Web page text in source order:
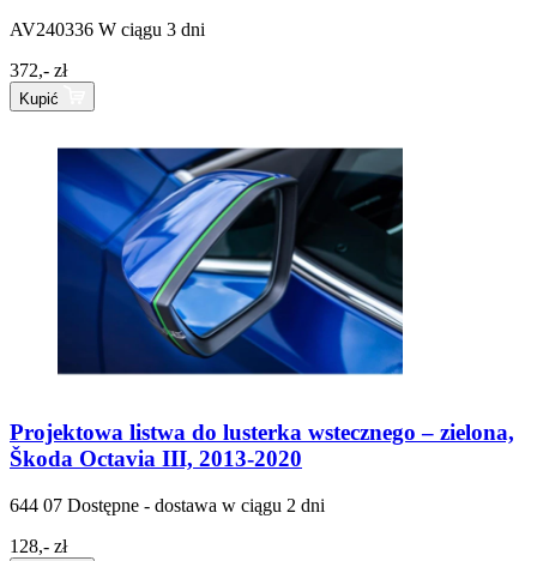
AV240336 W ciągu 3 dni
372,- zł
Kupić
Projektowa listwa do lusterka wstecznego – zielona,
Škoda Octavia III, 2013-2020
644 07 Dostępne - dostawa w ciągu 2 dni
128,- zł